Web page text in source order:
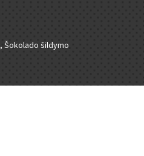
, Šokolado šildymo